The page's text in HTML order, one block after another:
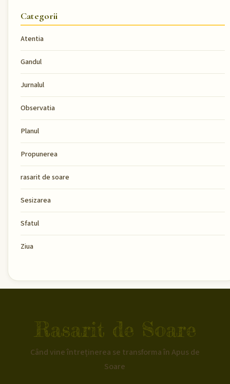
Categorii
Atentia
Gandul
Jurnalul
Observatia
Planul
Propunerea
rasarit de soare
Sesizarea
Sfatul
Ziua
Rasarit de Soare
Când vine întreținerea se transforma în Apus de
Soare